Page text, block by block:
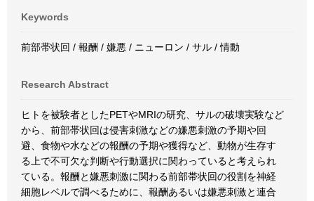
Keywords
前部帯状回 / 報酬 / 嫌悪 / ニューロン / サル / 情動
Research Abstract
ヒトを被験者としたPETやMRIの研究、サルの破壊実験など
から、前部帯状回は侵害刺激などの嫌悪刺激の予期や回
避、食物や水などの報酬の予期や獲得など、動物が生存す
る上で不可欠な判断や行動選択に関わっていると考えられ
ている。報酬と嫌悪刺激に関わる前部帯状回の役割を神経
細胞レベルで調べるために、報酬あるいは嫌悪刺激と連合